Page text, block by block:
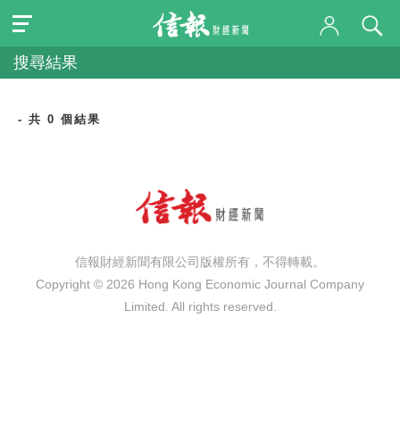
搜尋結果
- 共 0 個結果
信報財經新聞有限公司版權所有，不得轉載。
Copyright © 2026 Hong Kong Economic Journal Company
Limited. All rights reserved.